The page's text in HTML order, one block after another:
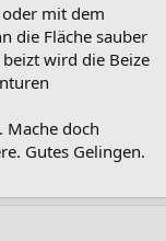
mit dem
die Fläche sauber
wird die Beize
Mache doch
Gutes Gelingen.